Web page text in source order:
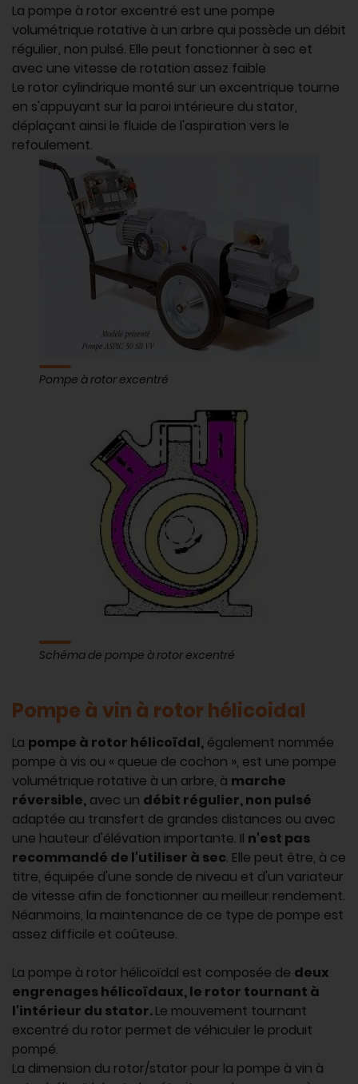
La pompe à rotor excentré est une pompe
volumétrique rotative à un arbre qui possède un débit
régulier, non pulsé. Elle peut fonctionner à sec et
avec une vitesse de rotation assez faible
Le rotor cylindrique monté sur un excentrique tourne
en s'appuyant sur la paroi intérieure du stator,
déplaçant ainsi le fluide de l'aspiration vers le
refoulement.
Pompe à rotor excentré
Schéma de pompe à rotor excentré
Pompe à vin à rotor hélicoidal
La pompe à rotor hélicoïdal, également nommée
pompe à vis ou « queue de cochon », est une pompe
volumétrique rotative à un arbre, à marche
réversible, avec un débit régulier, non pulsé
adaptée au transfert de grandes distances ou avec
une hauteur d'élévation importante. Il n'est pas
recommandé de l'utiliser à sec. Elle peut être, à ce
titre, équipée d'une sonde de niveau et d'un variateur
de vitesse afin de fonctionner au meilleur rendement.
Néanmoins, la maintenance de ce type de pompe est
assez difficile et coûteuse.
La pompe à rotor hélicoïdal est composée de deux
engrenages hélicoïdaux, le rotor tournant à
l'intérieur du stator.Le mouvement tournant
excentré du rotor permet de véhiculer le produit
pompé.
La dimension du rotor/stator pour la pompe à vin à